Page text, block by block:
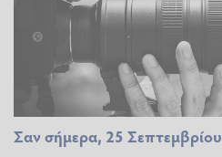
Σαν σήμερα, 25 Σεπτεμβρίου